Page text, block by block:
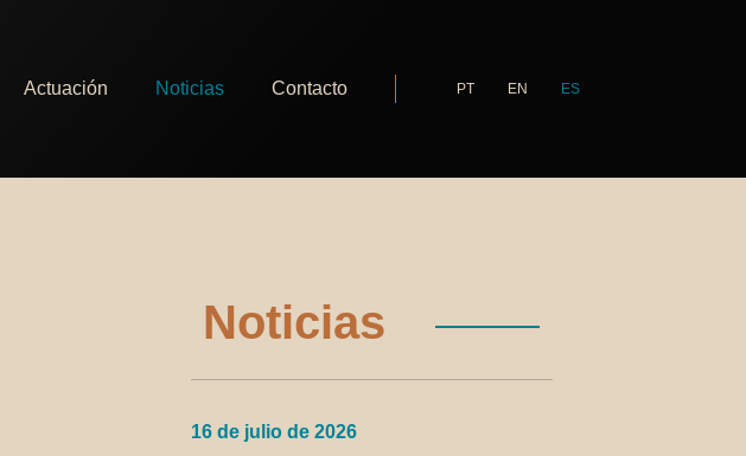
Actuación Noticias Contacto PT EN ES
Noticias
16 de julio de 2026